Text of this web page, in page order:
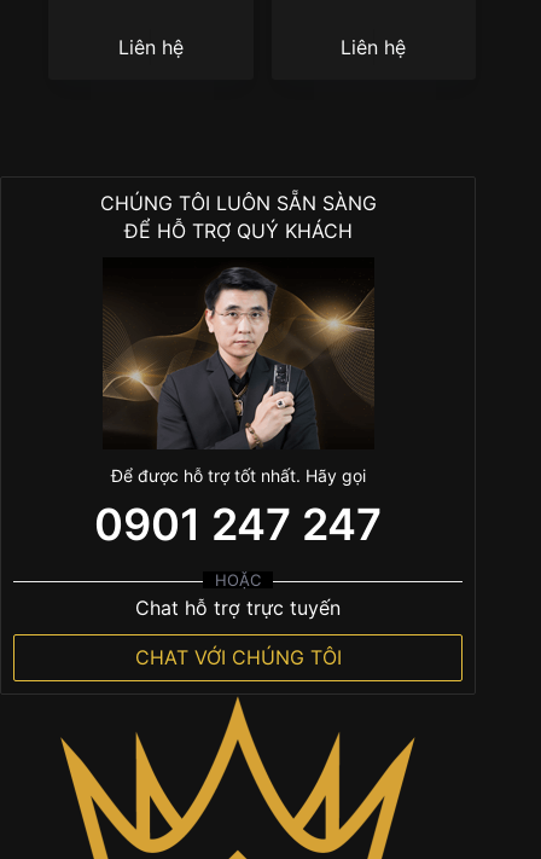
cương 128238-0008
Liên hệ
Liên hệ
CHÚNG TÔI LUÔN SẴN SÀNG
ĐỂ HỖ TRỢ QUÝ KHÁCH
Để được hỗ trợ tốt nhất. Hãy gọi
0901 247 247
HOẶC
Chat hỗ trợ trực tuyến
CHAT VỚI CHÚNG TÔI